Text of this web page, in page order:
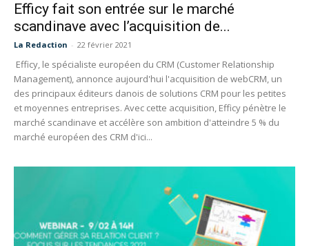
Efficy fait son entrée sur le marché
scandinave avec l’acquisition de...
La Redaction - 22 février 2021
Efficy, le spécialiste européen du CRM (Customer Relationship
Management), annonce aujourd'hui l'acquisition de webCRM, un
des principaux éditeurs danois de solutions CRM pour les petites
et moyennes entreprises. Avec cette acquisition, Efficy pénètre le
marché scandinave et accélère son ambition d'atteindre 5 % du
marché européen des CRM d'ici...